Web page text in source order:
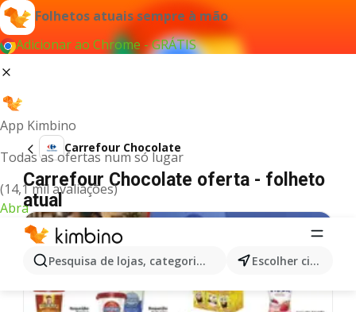
Folhetos atuais sempre à mão
Adicionar ao Chrome - GRÁTIS
App Kimbino
Todas as ofertas num só lugar
(14,1 mil avaliações)
Abra
Pesquisa de lojas, categorias,produtos... Escolher cidade
Carrefour Chocolate
Carrefour Chocolate oferta - folheto
atual
DIA DOS PAIS 2026